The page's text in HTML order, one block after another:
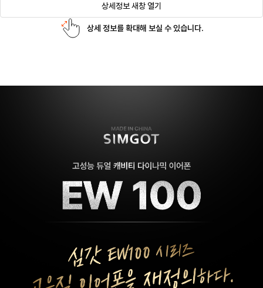
상세정보 새창 열기
상세 정보를 확대해 보실 수 있습니다.